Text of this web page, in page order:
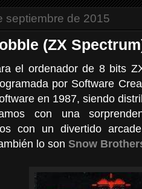
septiembre de 2015
(ZX
el ordenador de 8 bits
por Software
en 1987, siendo
con una
con un divertido
lo son Snow